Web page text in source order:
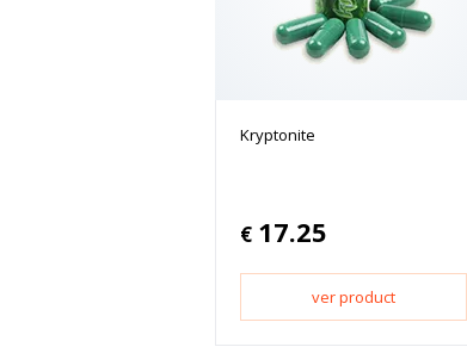
Kryptonite
€ 17.25
ver product